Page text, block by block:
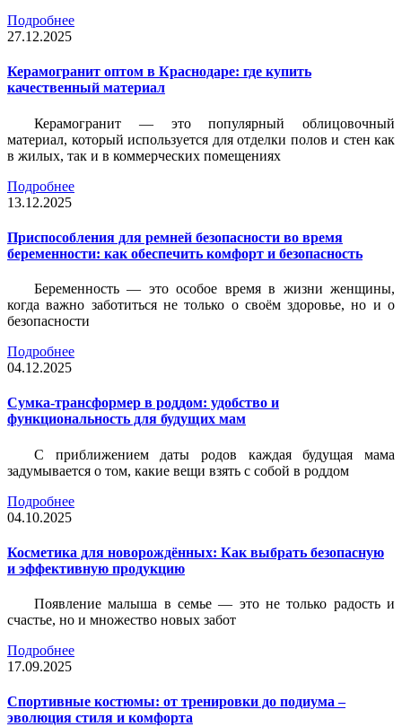
Подробнее
27.12.2025
Керамогранит оптом в Краснодаре: где купить
качественный материал
Керамогранит — это популярный облицовочный
материал, который используется для отделки полов и стен как
в жилых, так и в коммерческих помещениях
Подробнее
13.12.2025
Приспособления для ремней безопасности во время
беременности: как обеспечить комфорт и безопасность
Беременность — это особое время в жизни женщины,
когда важно заботиться не только о своём здоровье, но и о
безопасности
Подробнее
04.12.2025
Сумка-трансформер в роддом: удобство и
функциональность для будущих мам
С приближением даты родов каждая будущая мама
задумывается о том, какие вещи взять с собой в роддом
Подробнее
04.10.2025
Косметика для новорождённых: Как выбрать безопасную
и эффективную продукцию
Появление малыша в семье — это не только радость и
счастье, но и множество новых забот
Подробнее
17.09.2025
Спортивные костюмы: от тренировки до подиума –
эволюция стиля и комфорта